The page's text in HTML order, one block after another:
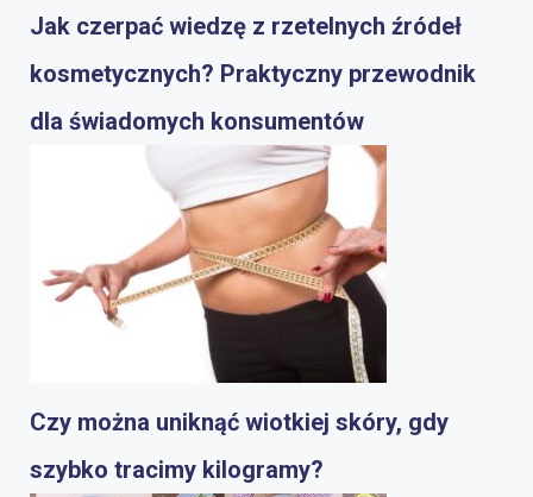
Jak czerpać wiedzę z rzetelnych źródeł
kosmetycznych? Praktyczny przewodnik
dla świadomych konsumentów
Czy można uniknąć wiotkiej skóry, gdy
szybko tracimy kilogramy?